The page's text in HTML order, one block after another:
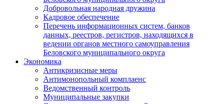
Добровольная народная дружина
Кадровое обеспечение
Перечень информационных систем, банков
данных, реестров, регистров, находящихся в
ведении органов местного самоуправления
Беловского муниципального округа
Экономика
Антикризисные меры
Антимонопольный комплаенс
Ведомственный контроль
Муниципальные закупки